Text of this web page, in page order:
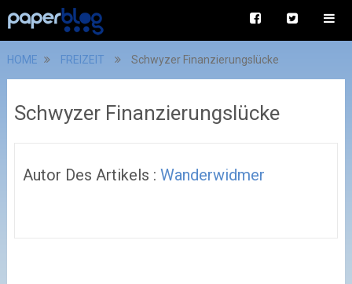
HOME FREIZEIT Schwyzer Finanzierungslücke
Schwyzer Finanzierungslücke
Autor Des Artikels : Wanderwidmer